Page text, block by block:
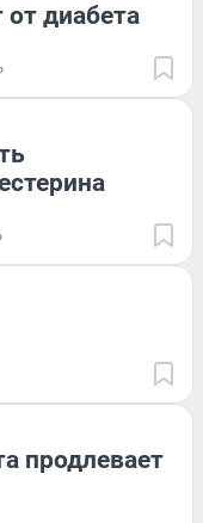
диабета
продлевает